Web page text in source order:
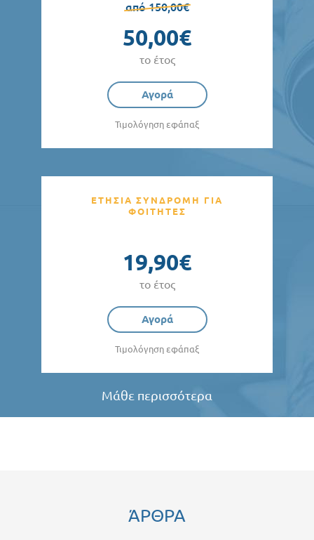
από 150,00€
50,00€
το έτος
Αγορά
Τιμολόγηση εφάπαξ
ΕΤΗΣΙΑ ΣΥΝΔΡΟΜΗ ΓΙΑ
ΦΟΙΤΗΤΕΣ
19,90€
το έτος
Αγορά
Τιμολόγηση εφάπαξ
Μάθε περισσότερα
ΆΡΘΡΑ